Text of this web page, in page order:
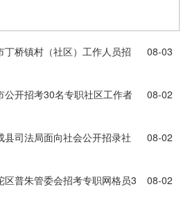
丁桥镇村（社区）工作人员招
08-03
公开招考30名专职社区工作者
08-02
县司法局面向社会公开招录社
08-02
区普朱管委会招考专职网格员3
08-02